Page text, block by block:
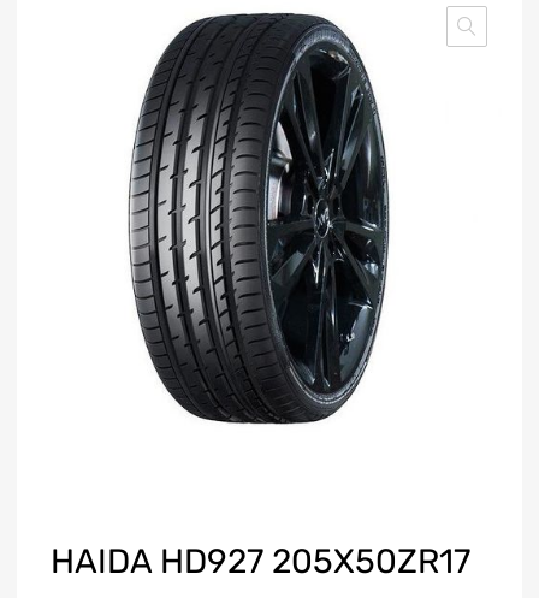
HAIDA HD927 205X50ZR17